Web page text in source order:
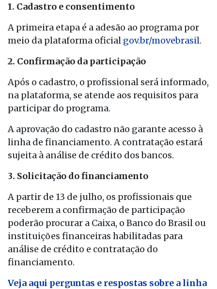
1. Cadastro e consentimento
A primeira etapa é a adesão ao programa por
meio da plataforma oficial gov.br/movebrasil.
2. Confirmação da participação
Após o cadastro, o profissional será informado,
na plataforma, se atende aos requisitos para
participar do programa.
A aprovação do cadastro não garante acesso à
linha de financiamento. A contratação estará
sujeita à análise de crédito dos bancos.
3. Solicitação do financiamento
A partir de 13 de julho, os profissionais que
receberem a confirmação de participação
poderão procurar a Caixa, o Banco do Brasil ou
instituições financeiras habilitadas para
análise de crédito e contratação do
financiamento.
Veja aqui perguntas e respostas sobre a linha